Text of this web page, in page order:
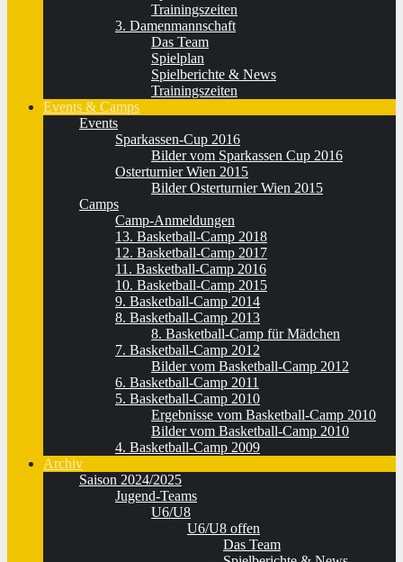
Trainingszeiten
3. Damenmannschaft
Das Team
Spielplan
Spielberichte & News
Trainingszeiten
Events & Camps
Events
Sparkassen-Cup 2016
Bilder vom Sparkassen Cup 2016
Osterturnier Wien 2015
Bilder Osterturnier Wien 2015
Camps
Camp-Anmeldungen
13. Basketball-Camp 2018
12. Basketball-Camp 2017
11. Basketball-Camp 2016
10. Basketball-Camp 2015
9. Basketball-Camp 2014
8. Basketball-Camp 2013
8. Basketball-Camp für Mädchen
7. Basketball-Camp 2012
Bilder vom Basketball-Camp 2012
6. Basketball-Camp 2011
5. Basketball-Camp 2010
Ergebnisse vom Basketball-Camp 2010
Bilder vom Basketball-Camp 2010
4. Basketball-Camp 2009
Archiv
Saison 2024/2025
Jugend-Teams
U6/U8
U6/U8 offen
Das Team